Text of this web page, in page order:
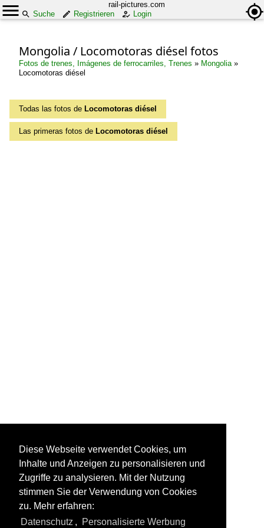
rail-pictures.com
Suche
Registrieren Login
Mongolia / Locomotoras diésel fotos
Fotos de trenes, Imágenes de ferrocarriles, Trenes » Mongolia»
Locomotoras diésel
Todas las fotos de Locomotoras diésel
Las primeras fotos de Locomotoras diésel
Todas las fotos deLocomotoras diésel
Diese Webseite verwendet Cookies, um
Inhalte und Anzeigen zu personalisieren und
Zugriffe zu analysieren. Mit der Nutzung
stimmen Sie der Verwendung von Cookies
zu. Mehr erfahren:
Datenschutz , Personalisierte Werbung